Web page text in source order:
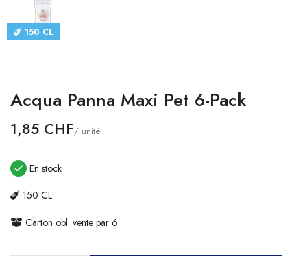
CONTACT
Devise
150 CL
Acqua Panna Maxi Pet 6-Pack
1,85 CHF/ unité
En stock
150 CL
Carton obl. vente par 6